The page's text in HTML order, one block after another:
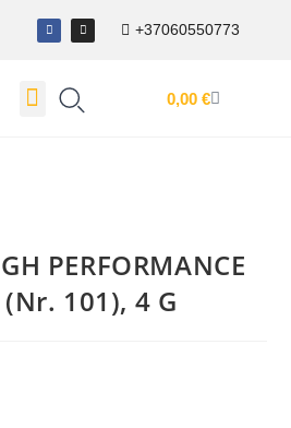
+37060550773
0,00 €
PERFORMANCE
(Nr. 101), 4 G